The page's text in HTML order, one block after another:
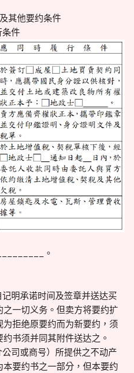
其他要约条件
件
。
明承诺时间及签章并送达买
一切义务。但卖方将要约扩
拒绝原要约而为新要约，须
书须并同其附件送达之。
司或商号）所提供之不动产
要约书之一部分，但本要约